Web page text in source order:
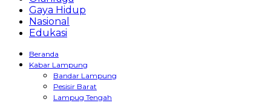
Gaya Hidup
Nasional
Edukasi
Beranda
Kabar Lampung
Bandar Lampung
Pesisir Barat
Lampug Tengah